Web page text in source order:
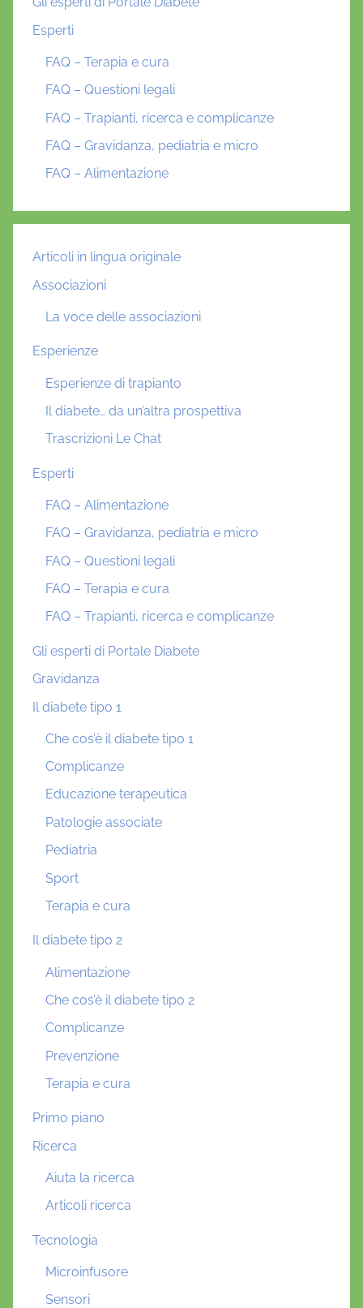
Esperti
FAQ – Terapia e cura
FAQ – Questioni legali
FAQ – Trapianti, ricerca e complicanze
FAQ – Gravidanza, pediatria e micro
FAQ – Alimentazione
Articoli in lingua originale
Associazioni
La voce delle associazioni
Esperienze
Esperienze di trapianto
Il diabete… da un’altra prospettiva
Trascrizioni Le Chat
Esperti
FAQ – Alimentazione
FAQ – Gravidanza, pediatria e micro
FAQ – Questioni legali
FAQ – Terapia e cura
FAQ – Trapianti, ricerca e complicanze
Gli esperti di Portale Diabete
Gravidanza
Il diabete tipo 1
Che cos’è il diabete tipo 1
Complicanze
Educazione terapeutica
Patologie associate
Pediatria
Sport
Terapia e cura
Il diabete tipo 2
Alimentazione
Che cos’è il diabete tipo 2
Complicanze
Prevenzione
Terapia e cura
Primo piano
Ricerca
Aiuta la ricerca
Articoli ricerca
Tecnologia
Microinfusore
Sensori